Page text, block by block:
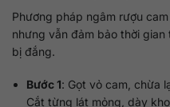
Phương pháp ngâm rượu
nhưng vẫn đảm bảo thời
bị đắng.
Bước 1: Gọt vỏ cam, chừa
Cắt từng lát mỏng, dày